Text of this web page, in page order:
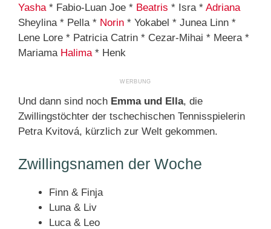
Yasha * Fabio-Luan Joe * Beatris * Isra * Adriana
Sheylina * Pella * Norin * Yokabel * Junea Linn *
Lene Lore * Patricia Catrin * Cezar-Mihai * Meera *
Mariama Halima * Henk
Und dann sind noch Emma und Ella, die
Zwillingstöchter der tschechischen Tennisspielerin
Petra Kvitová, kürzlich zur Welt gekommen.
Zwillingsnamen der Woche
Finn & Finja
Luna & Liv
Luca & Leo